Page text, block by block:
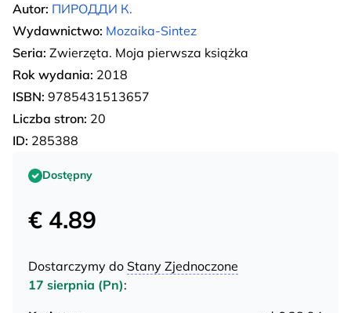
Autor: ПИРОДДИ К.
Wydawnictwo: Mozaika-Sintez
Seria: Zwierzęta. Moja pierwsza książka
Rok wydania: 2018
ISBN: 9785431513657
Liczba stron: 20
ID: 285388
Dostępny
€ 4.89
Dostarczymy do Stany Zjednoczone
17 sierpnia (Pn):